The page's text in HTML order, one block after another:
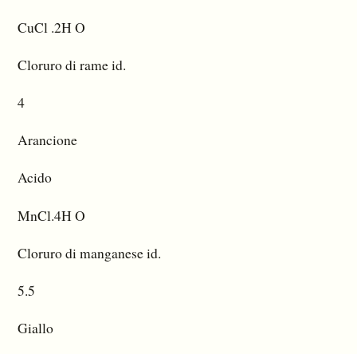
CuCl .2H O
Cloruro di rame id.
4
Arancione
Acido
MnCl.4H O
Cloruro di manganese id.
5.5
Giallo